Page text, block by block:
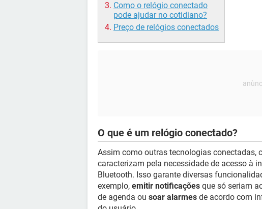
Como o relógio conectado
pode ajudar no cotidiano?
Preço de relógios conectados
O que é um relógio conectado?
Assim como outras tecnologias conectadas,
caracterizam pela necessidade de acesso à
Bluetooth. Isso garante diversas
exemplo, emitir notificações que só seriam
de agenda ou soar alarmes de acordo com